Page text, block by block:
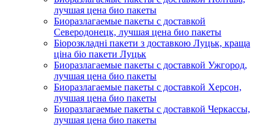
лучшая цена био пакеты
Биоразлагаемые пакеты с доставкой
Северодонецк, лучшая цена био пакеты
Біорозкладні пакети з доставкою Луцьк, краща
ціна біо пакети Луцьк
Биоразлагаемые пакеты с доставкой Ужгород,
лучшая цена био пакеты
Биоразлагаемые пакеты с доставкой Херсон,
лучшая цена био пакеты
Биоразлагаемые пакеты с доставкой Черкассы,
лучшая цена био пакеты